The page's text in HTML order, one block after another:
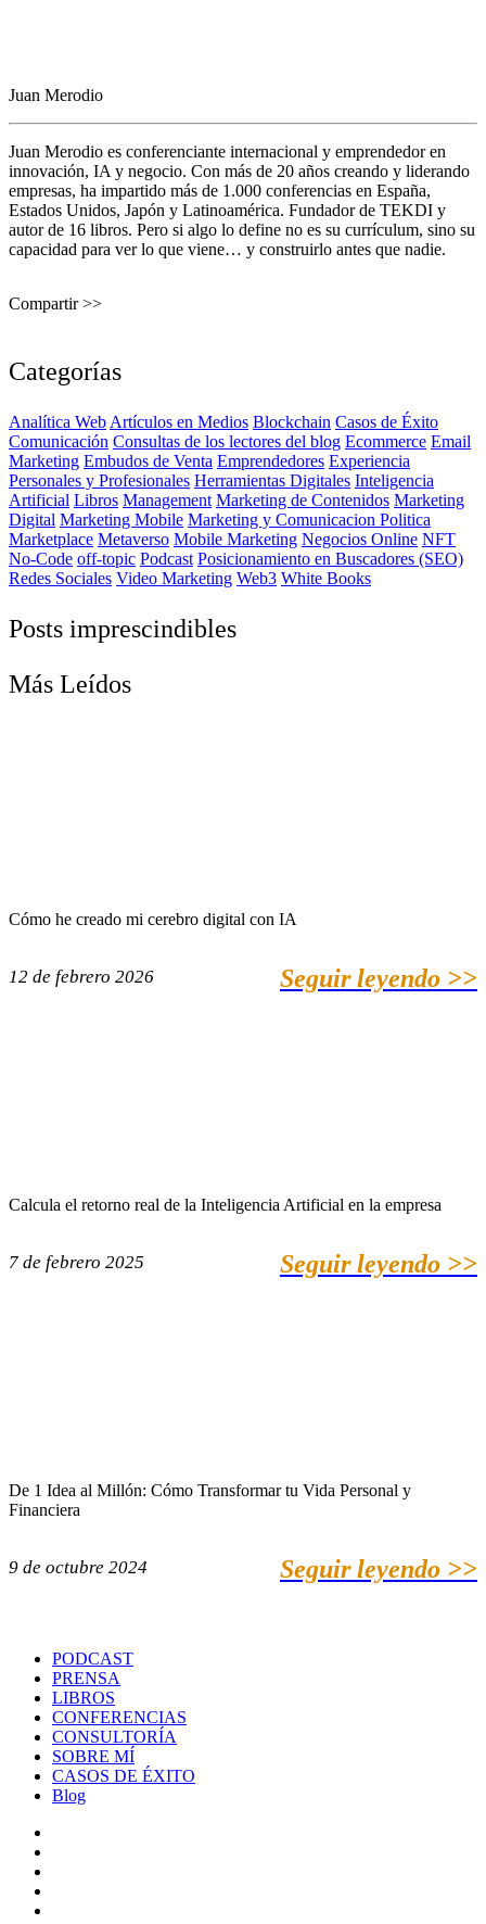
Juan Merodio
Juan Merodio es conferenciante internacional y emprendedor en
innovación, IA y negocio. Con más de 20 años creando y liderando
empresas, ha impartido más de 1.000 conferencias en España,
Estados Unidos, Japón y Latinoamérica. Fundador de TEKDI y
autor de 16 libros. Pero si algo lo define no es su currículum, sino su
capacidad para ver lo que viene… y construirlo antes que nadie.
Compartir >>
Categorías
Analítica Web Artículos en Medios Blockchain Casos de Éxito
Comunicación Consultas de los lectores del blog Ecommerce Email
Marketing Embudos de Venta Emprendedores Experiencia
Personales y Profesionales Herramientas Digitales Inteligencia
Artificial Libros Management Marketing de Contenidos Marketing
Digital Marketing Mobile Marketing y Comunicacion Politica
Marketplace Metaverso Mobile Marketing Negocios Online NFT
No-Code off-topic Podcast Posicionamiento en Buscadores (SEO)
Redes Sociales Video Marketing Web3 White Books
Posts imprescindibles
Más Leídos
Cómo he creado mi cerebro digital con IA
12 de febrero 2026 Seguir leyendo >>
Calcula el retorno real de la Inteligencia Artificial en la empresa
7 de febrero 2025 Seguir leyendo >>
De 1 Idea al Millón: Cómo Transformar tu Vida Personal y
Financiera
9 de octubre 2024 Seguir leyendo >>
PODCAST
PRENSA
LIBROS
CONFERENCIAS
CONSULTORÍA
SOBRE MÍ
CASOS DE ÉXITO
Blog